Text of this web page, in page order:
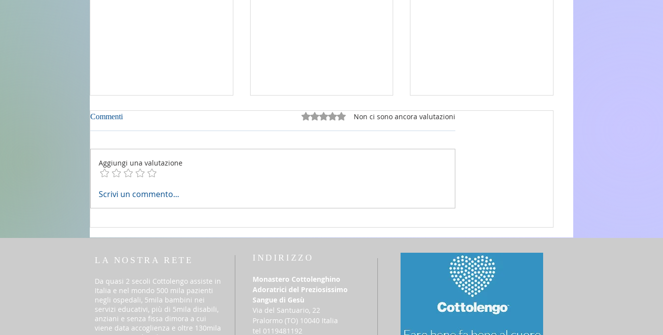
2 agosto 2026 - 18a Domenica
Commenti Valutazione 0 stelle su 5.Non ci sono ancora valutazioni
Aggiungi una valutazione
Scrivi un commento...
LA NOSTRA RETE
Da quasi 2 secoli Cottolengo assiste in
Italia e nel mondo 500 mila pazienti
negli ospedali, 5mila bambini nei
servizi educativi, più di 5mila disabili,
anziani e senza fissa dimora a cui
viene data accoglienza e oltre 130mila
INDIRIZZO
Monastero Cottolenghino
Adoratrici del Preziosissimo
Sangue di Gesù
Via del Santuario, 22
​Pralormo (TO) 10040 Italia
tel 0119481192